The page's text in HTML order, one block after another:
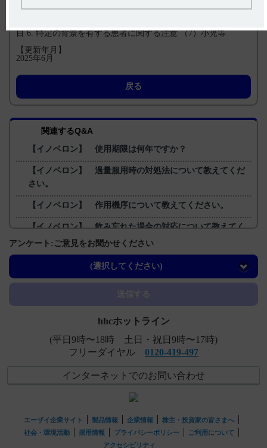
2版） 6. 用法及び用量
目 6. 特定の背景を有する患者に関する注意 （7）小児等
【更新年月】
2025年6月
戻る
関連するQ&A
【イノベロン】 使用期限は何年ですか？
【イノベロン】 過量服用時の対処法について教えてくだ
さい。
【イノベロン】 作用機序について教えてください。
【イノベロン】 飲み忘れた場合の対応について教えてく
ださい。
【イノベロン】 投薬期間に制限はありますか？
アンケート:ご意見をお聞かせください
(選択してください)
hhcホットライン
(平日9時〜18時 土日・祝日9時〜17時)
フリーダイヤル 0120-419-497
インターネットでのお問い合わせ
エーザイ企業サイト 製品情報 企業情報
株主・投資家の皆さまへ
社会・環境活動
採用情報 プライバシーポリシー
ご利用について
アクセシビリティ